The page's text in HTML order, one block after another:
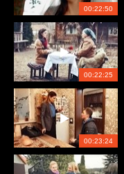
00:22:50
00:22:25
00:23:24